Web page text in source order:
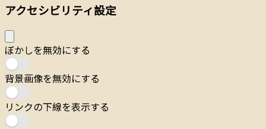
アクセシビリティ設定
ぼかしを無効にする
背景画像を無効にする
リンクの下線を表示する